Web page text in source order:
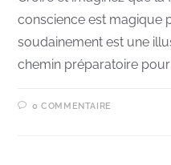
conscience est magique
soudainement est une
chemin préparatoire
0 COMMENTAIRE